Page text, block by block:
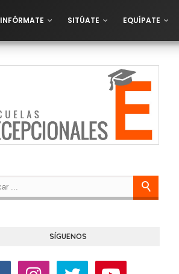
INFÓRMATE SITÚATE EQUÍPATE
SÍGUENOS